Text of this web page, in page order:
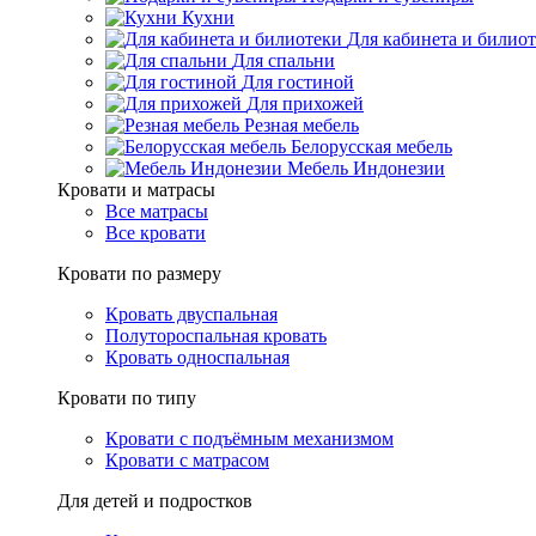
Кухни
Для кабинета и
Для спальни
Для гостиной
Для прихожей
Резная мебель
Белорусская мебель
Мебель Индонезии
Кровати и матрасы
Все матрасы
Все кровати
Кровати по размеру
Кровать двуспальная
Полутороспальная кровать
Кровать односпальная
Кровати по типу
Кровати с подъёмным механизмом
Кровати с матрасом
Для детей и подростков